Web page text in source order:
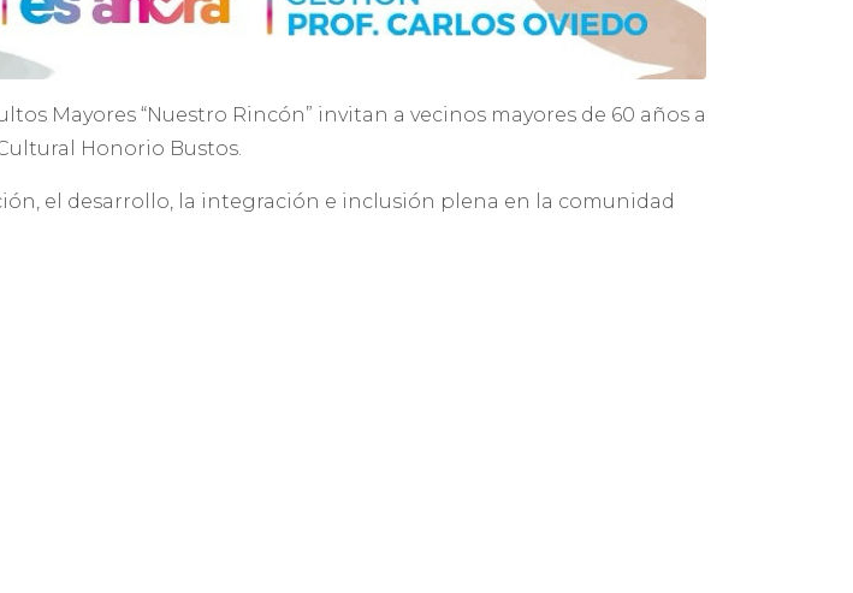
Mayores “Nuestro Rincón” invitan a vecinos mayores de 60 años a
Honorio Bustos.
el desarrollo, la integración e inclusión plena en la comunidad